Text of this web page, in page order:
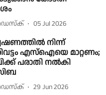
05 Jul 2026
നിന്ന്
എസ്ഐയെ മാറ്റണം;
പരാതി നൽകി
29 Jun 2026